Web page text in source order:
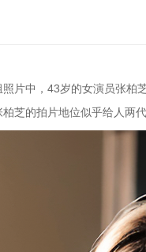
片中，43岁的女演员张柏
芝的拍片地位似乎给人两代